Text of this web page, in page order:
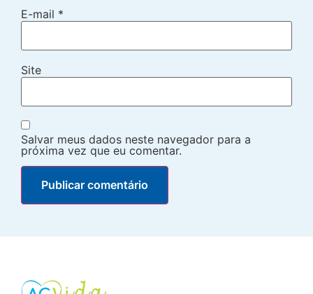
E-mail *
Site
Salvar meus dados neste navegador para a
próxima vez que eu comentar.